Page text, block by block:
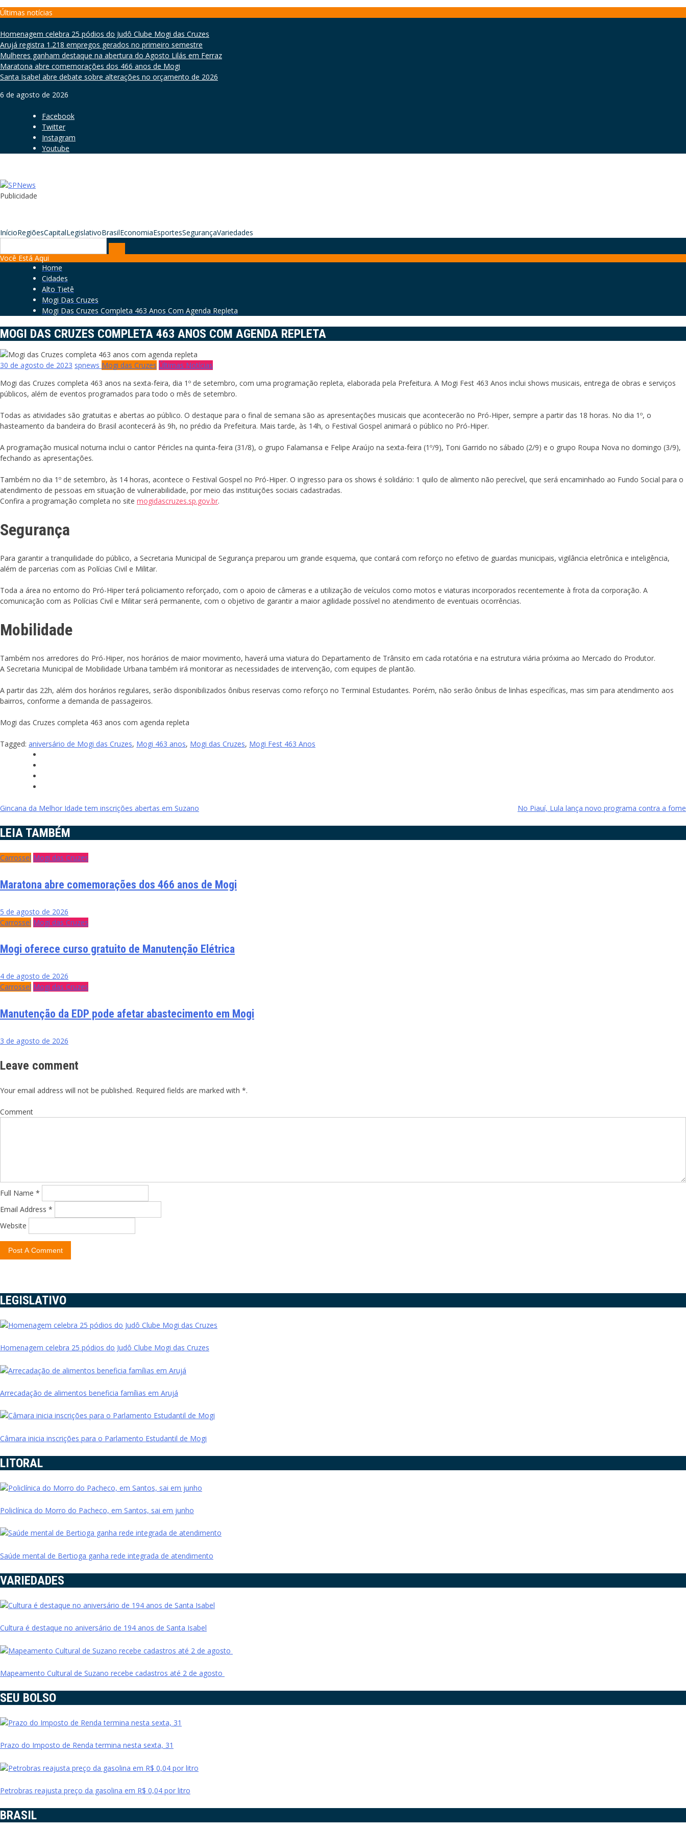
Skip
content
Últimas notícias
Homenagem celebra 25 pódios do Judô Clube Mogi das Cruzes
Arujá registra 1.218 empregos gerados no primeiro semestre
Mulheres ganham destaque na abertura do Agosto Lilás em Ferraz
Maratona abre comemorações dos 466 anos de Mogi
Santa Isabel abre debate sobre alterações no orçamento de 2026
6 de agosto de 2026
Facebook
Twitter
Instagram
Youtube
Publicidade
InícioRegiõesCapitalLegislativoBrasilEconomiaEsportesSegurançaVariedades
for:
Você Está Aqui
Home
Cidades
Alto Tietê
Mogi Das Cruzes
Mogi Das Cruzes Completa 463 Anos Com Agenda Repleta
MOGI DAS CRUZES COMPLETA 463 ANOS COM AGENDA REPLETA
30 de agosto de 2023 spnews Mogi das Cruzes Últimas Notícias
Mogi das Cruzes completa 463 anos na sexta-feira, dia 1º de setembro, com uma programação repleta, elaborada pela Prefeitura. A Mogi Fest 463 Anos inclui shows musicais, entrega de obras e serviços
públicos, além de eventos programados para todo o mês de setembro.
Todas as atividades são gratuitas e abertas ao público. O destaque para o final de semana são as apresentações musicais que acontecerão no Pró-Hiper, sempre a partir das 18 horas. No dia 1º, o
hasteamento da bandeira do Brasil acontecerá às 9h, no prédio da Prefeitura. Mais tarde, às 14h, o Festival Gospel animará o público no Pró-Hiper.
A programação musical noturna inclui o cantor Péricles na quinta-feira (31/8), o grupo Falamansa e Felipe Araújo na sexta-feira (1º/9), Toni Garrido no sábado (2/9) e o grupo Roupa Nova no domingo (3/9),
fechando as apresentações.
Também no dia 1º de setembro, às 14 horas, acontece o Festival Gospel no Pró-Hiper. O ingresso para os shows é solidário: 1 quilo de alimento não perecível, que será encaminhado ao Fundo Social para o
atendimento de pessoas em situação de vulnerabilidade, por meio das instituições sociais cadastradas.
Confira a programação completa no site mogidascruzes.sp.gov.br.
Segurança
Para garantir a tranquilidade do público, a Secretaria Municipal de Segurança preparou um grande esquema, que contará com reforço no efetivo de guardas municipais, vigilância eletrônica e inteligência,
além de parcerias com as Polícias Civil e Militar.
Toda a área no entorno do Pró-Hiper terá policiamento reforçado, com o apoio de câmeras e a utilização de veículos como motos e viaturas incorporados recentemente à frota da corporação. A
comunicação com as Polícias Civil e Militar será permanente, com o objetivo de garantir a maior agilidade possível no atendimento de eventuais ocorrências.
Mobilidade
Também nos arredores do Pró-Hiper, nos horários de maior movimento, haverá uma viatura do Departamento de Trânsito em cada rotatória e na estrutura viária próxima ao Mercado do Produtor.
A Secretaria Municipal de Mobilidade Urbana também irá monitorar as necessidades de intervenção, com equipes de plantão.
A partir das 22h, além dos horários regulares, serão disponibilizados ônibus reservas como reforço no Terminal Estudantes. Porém, não serão ônibus de linhas específicas, mas sim para atendimento aos
bairros, conforme a demanda de passageiros.
Mogi das Cruzes completa 463 anos com agenda repleta
Tagged: aniversário de Mogi das Cruzes, Mogi 463 anos, Mogi das Cruzes, Mogi Fest 463 Anos
Navegação
de
Post
Gincana da Melhor Idade tem inscrições abertas em Suzano No Piauí, Lula lança novo programa contra a fome
LEIA TAMBÉM
Carrossel Mogi das Cruzes
Maratona abre comemorações dos 466 anos de Mogi
5 de agosto de 2026
Carrossel Mogi das Cruzes
Mogi oferece curso gratuito de Manutenção Elétrica
4 de agosto de 2026
Carrossel Mogi das Cruzes
Manutenção da EDP pode afetar abastecimento em Mogi
3 de agosto de 2026
Leave comment
Your email address will not be published. Required fields are marked with *.
Comment
Full Name *
Email Address *
Website
LEGISLATIVO
Homenagem celebra 25 pódios do Judô Clube Mogi das Cruzes
Arrecadação de alimentos beneficia famílias em Arujá
Câmara inicia inscrições para o Parlamento Estudantil de Mogi
LITORAL
Policlínica do Morro do Pacheco, em Santos, sai em junho
Saúde mental de Bertioga ganha rede integrada de atendimento
VARIEDADES
Cultura é destaque no aniversário de 194 anos de Santa Isabel
Mapeamento Cultural de Suzano recebe cadastros até 2 de agosto
SEU BOLSO
Prazo do Imposto de Renda termina nesta sexta, 31
Petrobras reajusta preço da gasolina em R$ 0,04 por litro
BRASIL